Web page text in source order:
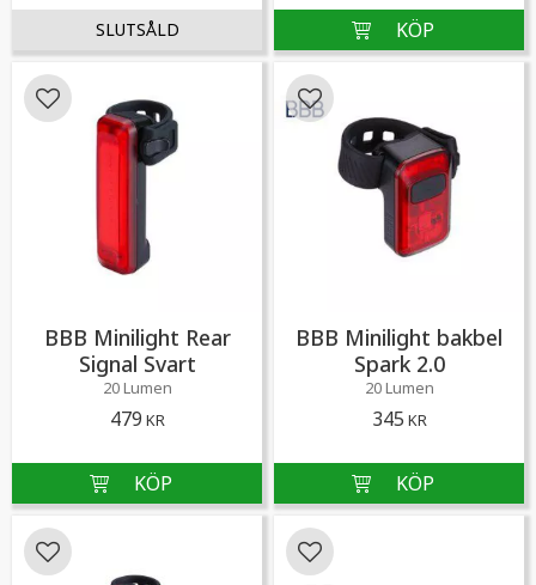
BBB Minilight Rear
Signal Svart
20 Lumen
479 KR
Lägg till i favoriter
BBB Minilight bakbel
Spark 2.0
20 Lumen
345 KR
Lägg till i favoriter
Lägg till i favoriter Lägg till i favoriter